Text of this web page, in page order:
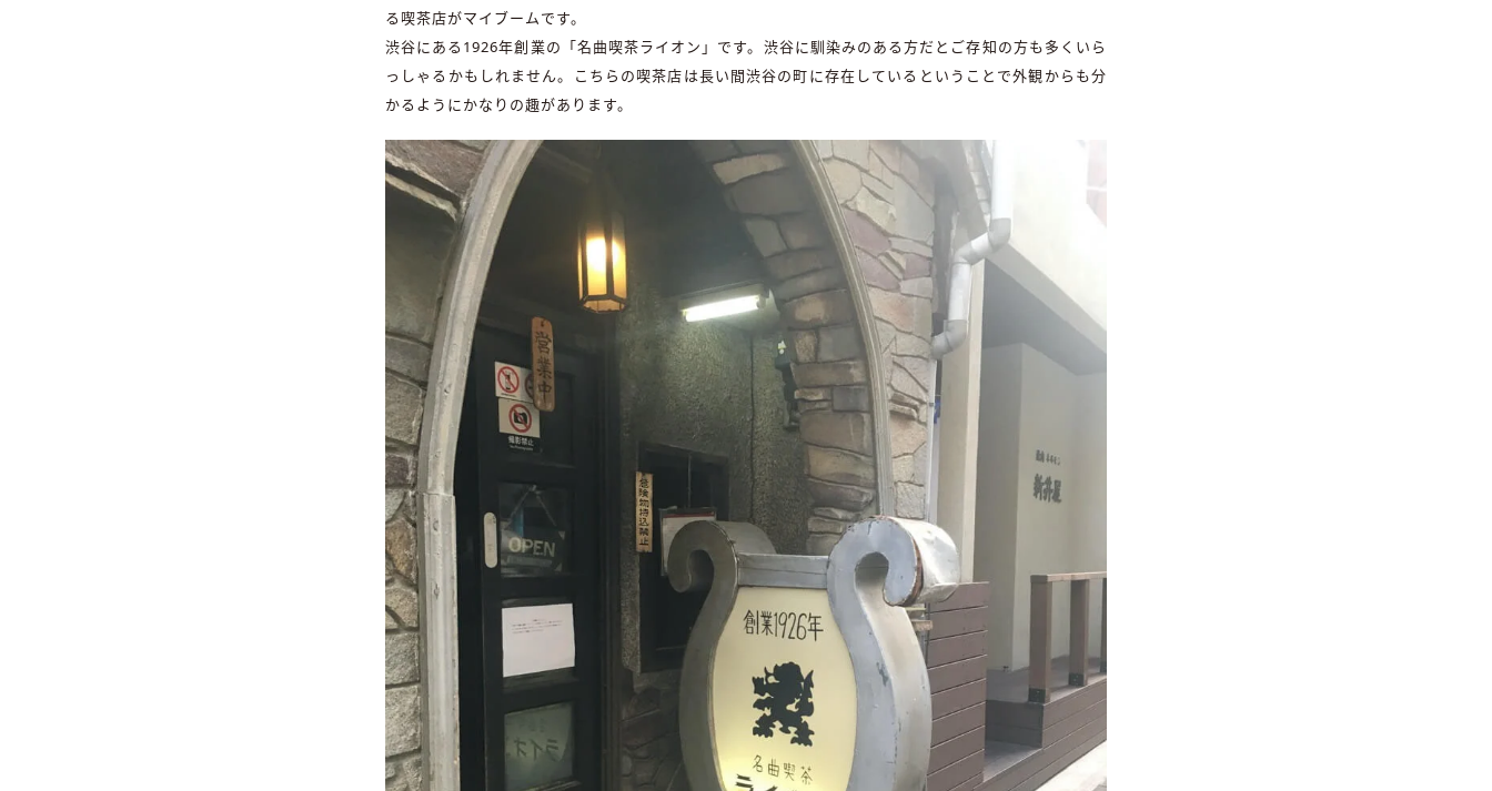
る喫茶店がマイブームです。
渋谷にある1926年創業の「名曲喫茶ライオン」です。渋谷に馴染みのある方だとご存知の方も多くいら
っしゃるかもしれません。こちらの喫茶店は長い間渋谷の町に存在しているということで外観からも分
かるようにかなりの趣があります。